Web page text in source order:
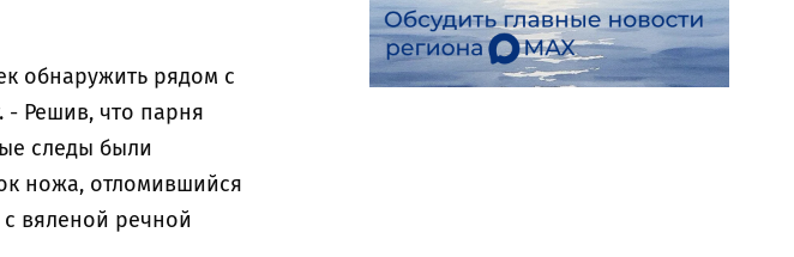
обнаружить рядом с
- Решив, что парня
следы были
ножа, отломившийся
вяленой речной